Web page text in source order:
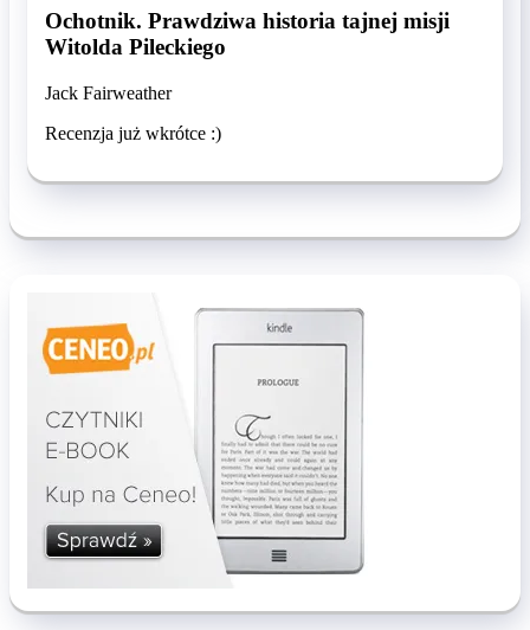
Ochotnik. Prawdziwa historia tajnej misji
Witolda Pileckiego
Jack Fairweather
Recenzja już wkrótce :)